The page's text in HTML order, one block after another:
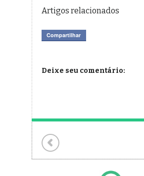
Artigos relacionados
Compartilhar
Deixe seu comentário: